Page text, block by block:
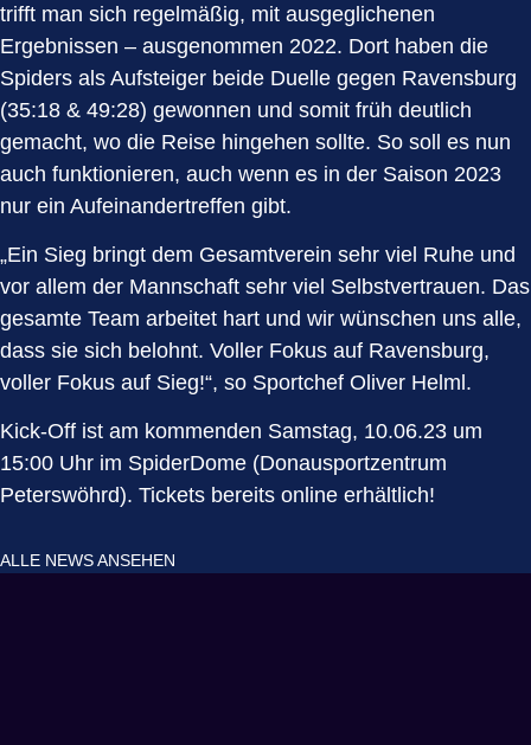
trifft man sich regelmäßig, mit ausgeglichenen
Ergebnissen – ausgenommen 2022. Dort haben die
Spiders als Aufsteiger beide Duelle gegen Ravensburg
(35:18 & 49:28) gewonnen und somit früh deutlich
gemacht, wo die Reise hingehen sollte. So soll es nun
auch funktionieren, auch wenn es in der Saison 2023
nur ein Aufeinandertreffen gibt.
„Ein Sieg bringt dem Gesamtverein sehr viel Ruhe und
vor allem der Mannschaft sehr viel Selbstvertrauen. Das
gesamte Team arbeitet hart und wir wünschen uns alle,
dass sie sich belohnt. Voller Fokus auf Ravensburg,
voller Fokus auf Sieg!“, so Sportchef Oliver Helml.
Kick-Off ist am kommenden Samstag, 10.06.23 um
15:00 Uhr im SpiderDome (Donausportzentrum
Peterswöhrd). Tickets bereits online erhältlich!
ALLE NEWS ANSEHEN